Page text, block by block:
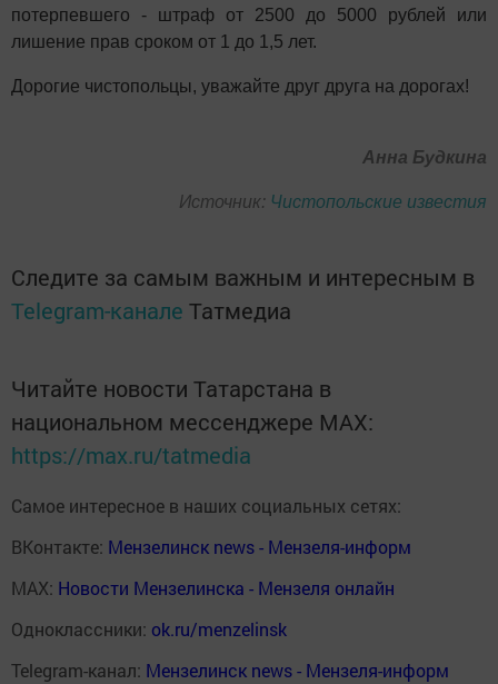
потерпевшего - штраф от 2500 до 5000 рублей или
лишение прав сроком от 1 до 1,5 лет.
Дорогие чистопольцы, уважайте друг друга на дорогах!
Анна Будкина
Источник: Чистопольские известия
Следите за самым важным и интересным в
Telegram-канале Татмедиа
Читайте новости Татарстана в
национальном мессенджере MАХ:
https://max.ru/tatmedia
Самое интересное в наших социальных сетях:
ВКонтакте: Мензелинск news - Мензеля-информ
MAX: Новости Мензелинска - Мензеля онлайн
Одноклассники: ok.ru/menzelinsk
Telegram-канал: Мензелинск news - Мензеля-информ